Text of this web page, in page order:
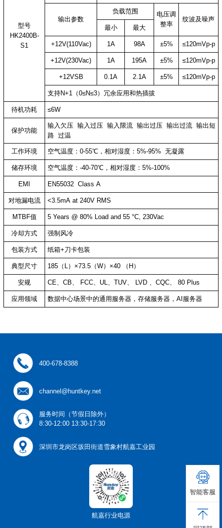
型号
HK2400B-
S1
输出参数
负载范围
电压调
整率
纹波及噪声
最小
最大
+12V(110Vac) 1A 98A ±5% ≤120mVp-p
+12V(230Vac) 1A 195A ±5% ≤120mVp-p
+12VSB 0.1A 2.1A ±5% ≤120mVp-p
支持N+1（0≤N≤3）冗余应用和热插拔
待机功耗 ≤6W
保护功能
输入欠压 输入过压 输入限流 输出过压 输出过流 输出短
路 过温
工作环境 空气温度：0-55℃，相对湿度：5%-95% 无凝露
储存环境 空气温度：-40-70℃，相对湿度：5%-100%
EMI EN55032 Class A
对地漏电流 <3.5mA at 240V RMS
MTBF值 5 Years @ 80% Load and 55 °C, 230Vac
冷却方式 强制风冷
包装方式 纸箱+刀卡包装
典型尺寸 185（L）×73.5（W）×40 （H）
安规 CE、CB、 FCC、UL、TUV、 LVD 、CQC、 80 Plus
应用领域 数据中心场景中的通用服务器，存储服务器，AI服务器
400-678-8388
channel@huntkey.net
服务时间（节假日除外）
8:30-12:00 13:30-17:30
深圳市龙岗区坂田街道雪象村航嘉工业园
航嘉行业电源
智能客服